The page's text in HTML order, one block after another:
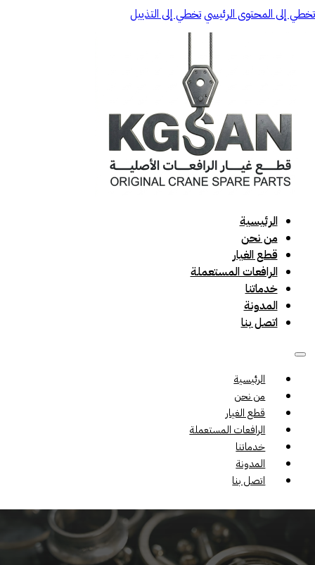
تخطي إلى المحتوى الرئيسيتخطي إلى التذييل
الرئيسية
من نحن
قطع الغيار
الرافعات المستعملة
خدماتنا
المدونة
اتصل بنا
الرئيسية
من نحن
قطع الغيار
الرافعات المستعملة
خدماتنا
المدونة
اتصل بنا